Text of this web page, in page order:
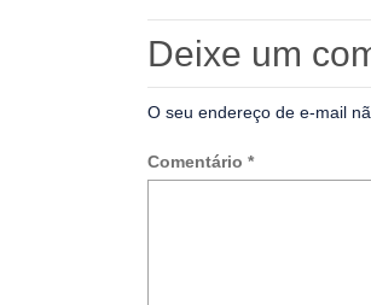
Deixe um
O seu endereço de e-mail
Comentário *